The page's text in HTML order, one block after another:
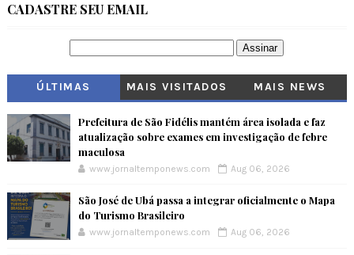
CADASTRE SEU EMAIL
ÚLTIMAS MAIS VISITADOS MAIS NEWS
Prefeitura de São Fidélis mantém área isolada e faz
atualização sobre exames em investigação de febre
maculosa
www.jornaltemponews.com Aug 06, 2026
São José de Ubá passa a integrar oficialmente o Mapa
do Turismo Brasileiro
www.jornaltemponews.com Aug 06, 2026